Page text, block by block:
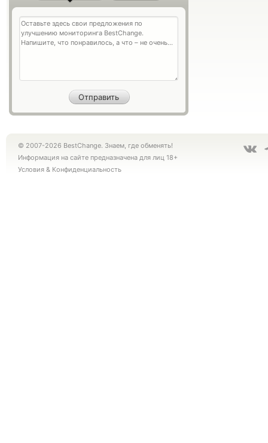
© 2007-2026 BestChange. Знаем, где обменять!
Информация на сайте предназначена для лиц 18+
Условия & Конфиденциальность